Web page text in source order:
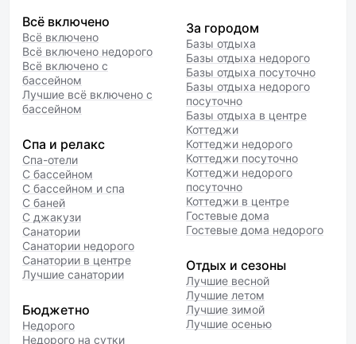
Всё включено
Всё включено
Всё включено недорого
Всё включено с
бассейном
Лучшие всё включено с
бассейном
Спа и релакс
Спа-отели
С бассейном
С бассейном и спа
С баней
С джакузи
Санатории
Санатории недорого
Санатории в центре
Лучшие санатории
Бюджетно
Недорого
Недорого на сутки
За городом
Базы отдыха
Базы отдыха недорого
Базы отдыха посуточно
Базы отдыха недорого
посуточно
Базы отдыха в центре
Коттеджи
Коттеджи недорого
Коттеджи посуточно
Коттеджи недорого
посуточно
Коттеджи в центре
Гостевые дома
Гостевые дома недорого
Отдых и сезоны
Лучшие весной
Лучшие летом
Лучшие зимой
Лучшие осенью